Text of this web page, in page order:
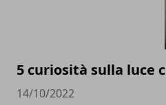
5 curiosità sulla luce
14/10/2022